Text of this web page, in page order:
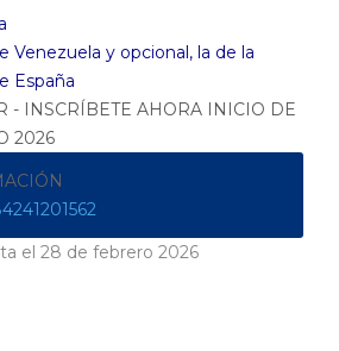
Venezuela y opcional, la de la
España
- INSCRÍBETE AHORA INICIO DE
2026
el 28 de febrero 2026